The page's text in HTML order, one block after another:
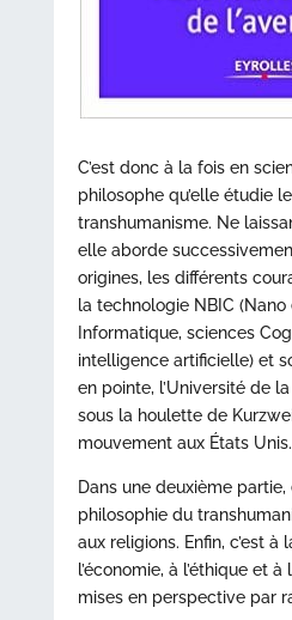
C’est donc à la fois en
philosophe qu’elle étudie
transhumanisme. Ne
elle aborde
origines, les différents
la technologie NBIC
Informatique, sciences
intelligence artificielle) et
en pointe, l’Université de
sous la houlette de
mouvement aux États Unis.
Dans une deuxième
philosophie du
aux religions. Enfin, c’est à
l’économie, à l’éthique et à
mises en perspective par